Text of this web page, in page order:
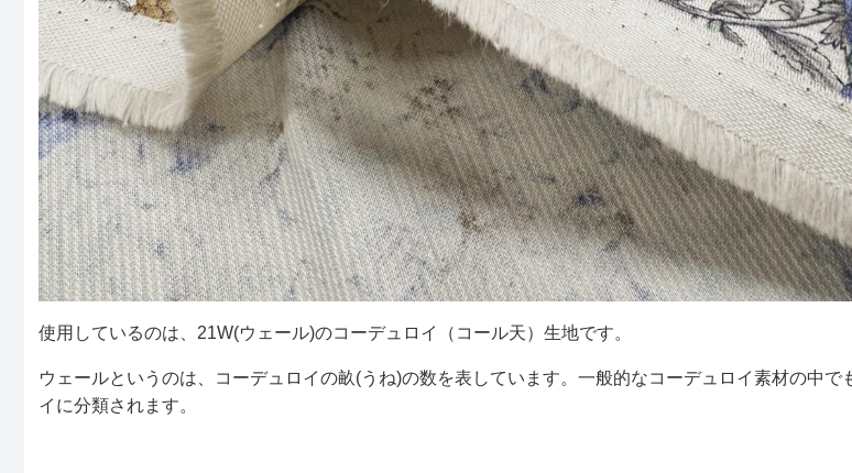
使用しているのは、21W(ウェール)のコーデュロイ（コール天）生地です。
ウェールというのは、コーデュロイの畝(うね)の数を表しています。一般的なコーデュロイ素材の中で
イに分類されます。